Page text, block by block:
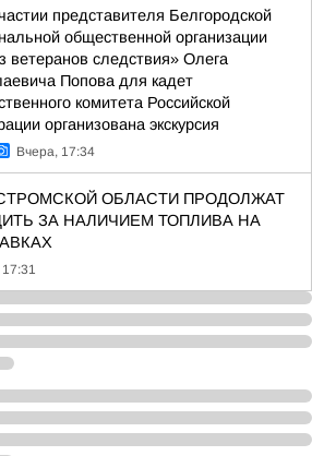
представителя Белгородской
общественной организации
ветеранов следствия» Олега
Попова для кадет
комитета Российской
организована экскурсия
Вчера, 17:34
ОБЛАСТИ ПРОДОЛЖАТ
ЗА НАЛИЧИЕМ ТОПЛИВА НА